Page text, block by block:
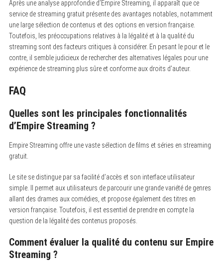
Après une analyse approfondie d’Empire Streaming, il apparaît que ce
service de streaming gratuit présente des avantages notables, notamment
une large sélection de contenus et des options en version française.
Toutefois, les préoccupations relatives à la légalité et à la qualité du
streaming sont des facteurs critiques à considérer. En pesant le pour et le
contre, il semble judicieux de rechercher des alternatives légales pour une
expérience de streaming plus sûre et conforme aux droits d’auteur.
FAQ
Quelles sont les principales fonctionnalités
d’Empire Streaming ?
Empire Streaming offre une vaste sélection de films et séries en streaming
gratuit.
Le site se distingue par sa facilité d’accès et son interface utilisateur
simple. Il permet aux utilisateurs de parcourir une grande variété de genres
allant des drames aux comédies, et propose également des titres en
version française. Toutefois, il est essentiel de prendre en compte la
question de la légalité des contenus proposés.
Comment évaluer la qualité du contenu sur Empire
Streaming ?